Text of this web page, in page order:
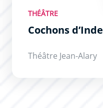
THÉÂTRE
Cochons d’Inde
Théâtre Jean-Alary